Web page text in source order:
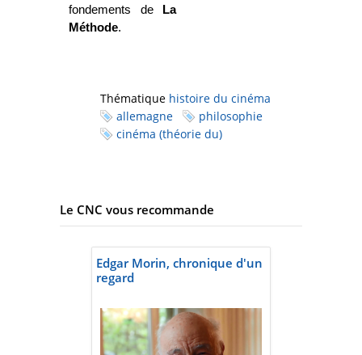
fondements de
La
Méthode.
Thématique histoire du cinéma
allemagne
philosophie
cinéma (théorie du)
Le CNC vous recommande
Edgar Morin, chronique d'un
regard